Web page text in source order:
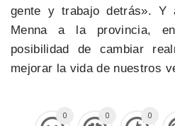
gente y trabajo detrás». Y
Menna a la provincia,
posibilidad de cambiar
mejorar la vida de nuestros
0 0 0